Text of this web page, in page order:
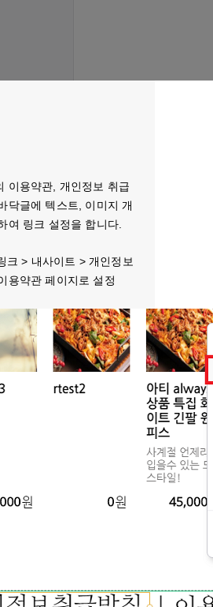
이용약관, 개인정보 취급
닥글에 텍스트, 이미지 개
여 링크 설정을 합니다.
크 > 내사이트 > 개인정보
용약관 페이지로 설정